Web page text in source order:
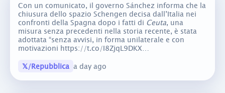
Con un comunicato, il governo Sánchez informa che la
chiusura dello spazio Schengen decisa dall’Italia nei
confronti della Spagna dopo i fatti di Ceuta, una
misura senza precedenti nella storia recente, è stata
adottata “senza avvisi, in forma unilaterale e con
motivazioni https://t.co/I8ZjqL9DKX…
𝕏/Repubblica a day ago